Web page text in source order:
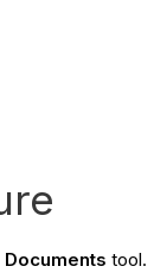
Documents tool.